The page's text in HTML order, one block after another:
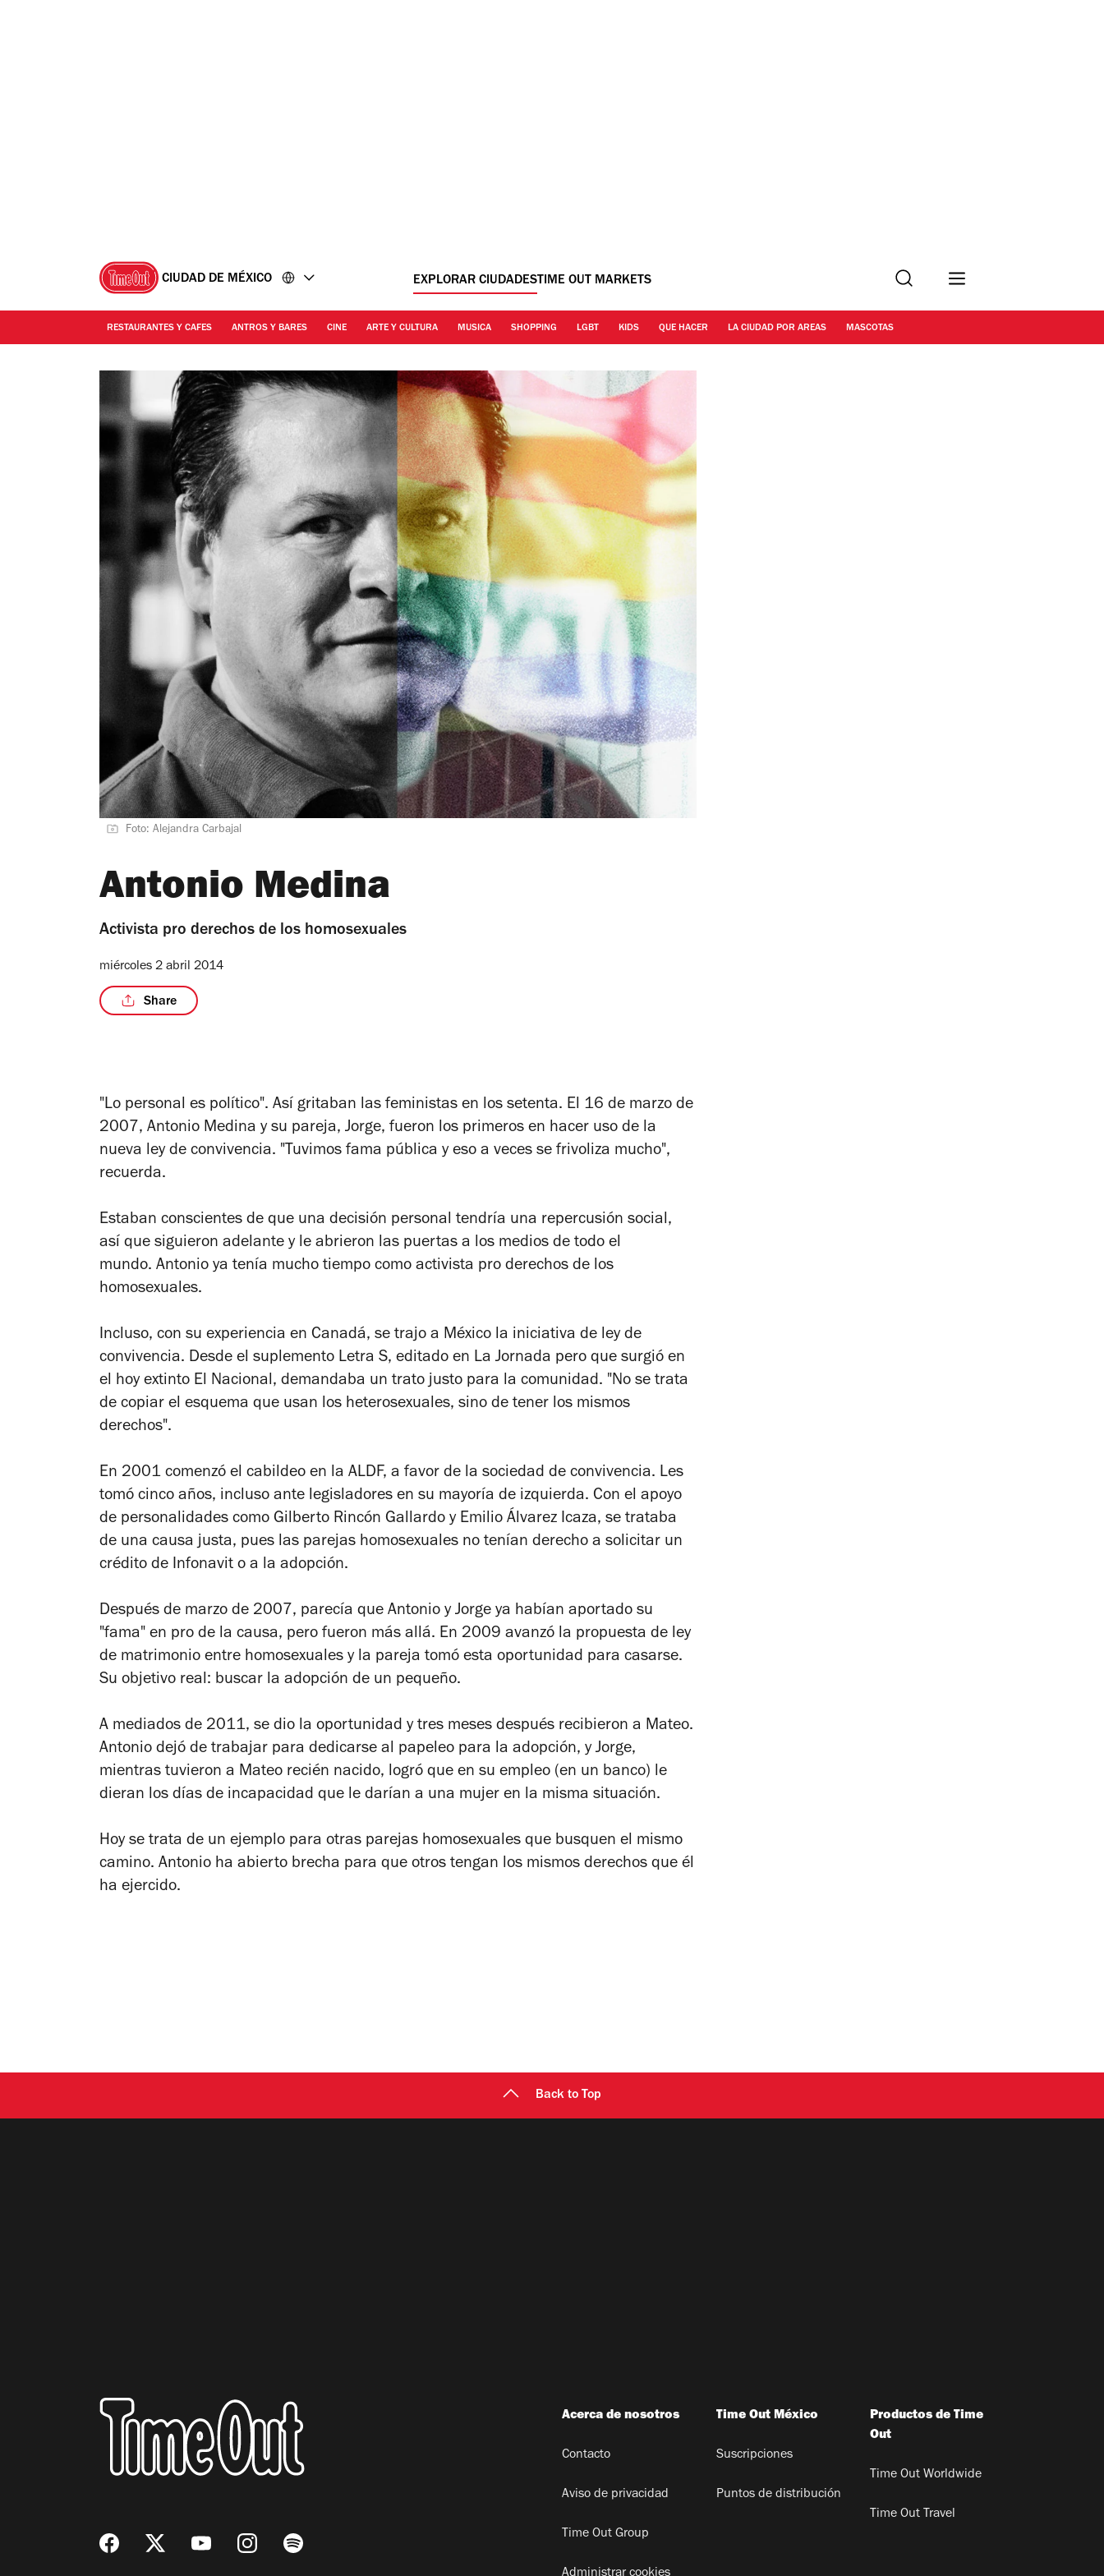
CIUDAD DE MÉXICO EXPLORAR CIUDADESTIME OUT MARKETS Buscar
RESTAURANTES Y CAFES ANTROS Y BARES CINE ARTE Y CULTURA MUSICA SHOPPING LGBT KIDS QUE HACER LA CIUDAD POR AREAS MASCOTAS
Foto: Alejandra Carbajal
Antonio Medina
Activista pro derechos de los homosexuales
miércoles 2 abril 2014
Share
"Lo personal es político". Así gritaban las feministas en los setenta. El 16 de marzo de
2007, Antonio Medina y su pareja, Jorge, fueron los primeros en hacer uso de la
nueva ley de convivencia. "Tuvimos fama pública y eso a veces se frivoliza mucho",
recuerda.
Estaban conscientes de que una decisión personal tendría una repercusión social,
así que siguieron adelante y le abrieron las puertas a los medios de todo el
mundo. Antonio ya tenía mucho tiempo como activista pro derechos de los
homosexuales.
Incluso, con su experiencia en Canadá, se trajo a México la iniciativa de ley de
convivencia. Desde el suplemento Letra S, editado en La Jornada pero que surgió en
el hoy extinto El Nacional, demandaba un trato justo para la comunidad. "No se trata
de copiar el esquema que usan los heterosexuales, sino de tener los mismos
derechos".
En 2001 comenzó el cabildeo en la ALDF, a favor de la sociedad de convivencia. Les
tomó cinco años, incluso ante legisladores en su mayoría de izquierda. Con el apoyo
de personalidades como Gilberto Rincón Gallardo y Emilio Álvarez Icaza, se trataba
de una causa justa, pues las parejas homosexuales no tenían derecho a solicitar un
crédito de Infonavit o a la adopción.
Después de marzo de 2007, parecía que Antonio y Jorge ya habían aportado su
"fama" en pro de la causa, pero fueron más allá. En 2009 avanzó la propuesta de ley
de matrimonio entre homosexuales y la pareja tomó esta oportunidad para casarse.
Su objetivo real: buscar la adopción de un pequeño.
A mediados de 2011, se dio la oportunidad y tres meses después recibieron a Mateo.
Antonio dejó de trabajar para dedicarse al papeleo para la adopción, y Jorge,
mientras tuvieron a Mateo recién nacido, logró que en su empleo (en un banco) le
dieran los días de incapacidad que le darían a una mujer en la misma situación.
Hoy se trata de un ejemplo para otras parejas homosexuales que busquen el mismo
camino. Antonio ha abierto brecha para que otros tengan los mismos derechos que él
ha ejercido.
Back to Top
Acerca de nosotros
Contacto
Aviso de privacidad
Time Out Group
Time Out México
Suscripciones
Puntos de distribución
Productos de Time
Out
Time Out Worldwide
Time Out Travel